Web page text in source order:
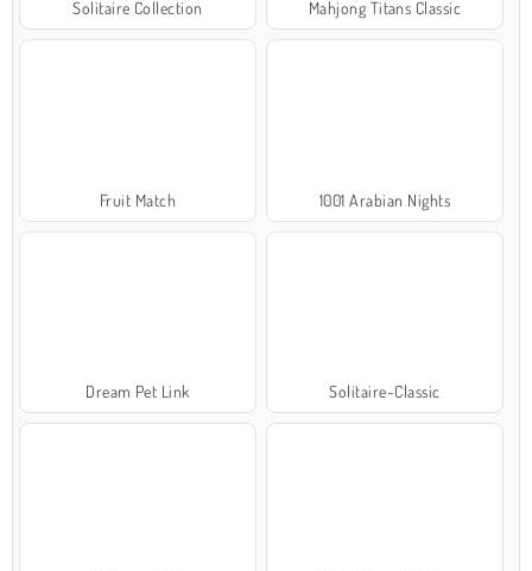
Solitaire Collection Mahjong Titans Classic
Fruit Match 1001 Arabian Nights
Dream Pet Link Solitaire-Classic